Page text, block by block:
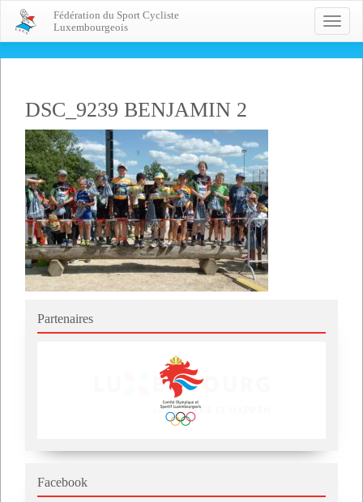
Toggle
Fédération du Sport Cycliste
Luxembourgeois
DSC_9239 BENJAMIN 2
Partenaires
Facebook